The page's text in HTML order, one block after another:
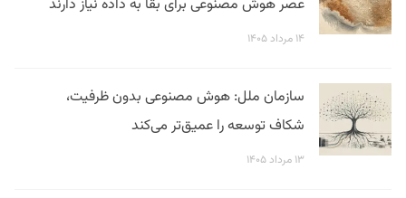
عصر هوش مصنوعی برای بقا به داده نیاز دارند
۱۴ مرداد ۱۴۰۵
سازمان ملل: هوش مصنوعی بدون ظرفیت،
شکاف توسعه را عمیق‌تر می‌کند
۱۳ مرداد ۱۴۰۵